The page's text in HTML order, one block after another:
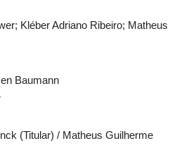
Kléber Adriano Ribeiro; Matheus
Baumann
(Titular) / Matheus Guilherme